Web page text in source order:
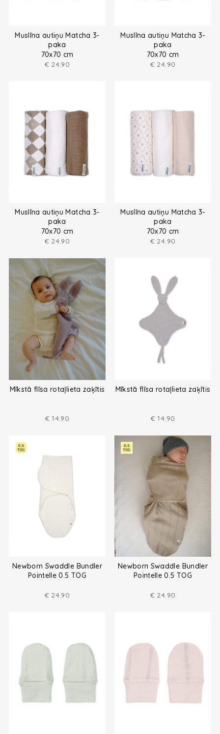
Muslīna autiņu Matcha 3-
paka
70x70 cm
€ 24.90
Muslīna autiņu Matcha 3-
paka
70x70 cm
€ 24.90
Muslīna autiņu Matcha 3-
paka
70x70 cm
€ 24.90
Muslīna autiņu Matcha 3-
paka
70x70 cm
€ 24.90
Mīkstā flīsa rotaļlieta zaķītis
€ 14.90
Mīkstā flīsa rotaļlieta zaķītis
€ 14.90
Newborn Swaddle Bundler
Pointelle 0.5 TOG
€ 24.90
Newborn Swaddle Bundler
Pointelle 0.5 TOG
€ 24.90